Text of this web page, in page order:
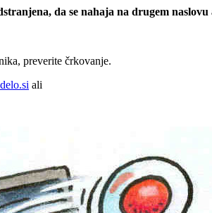
da se nahaja na drugem
preverite črkovanje.
ali